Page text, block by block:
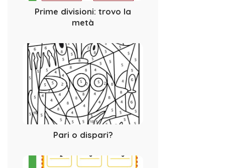
Prime divisioni: trovo la
metà
Pari o dispari?